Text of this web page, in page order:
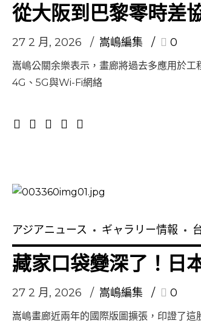
從大阪到巴黎零時差
27 2 月, 2026 嵩嶋編集 0
嵩嶋公關余樂表示，畫廊將過去多應用於
4G、5G與Wi-Fi網絡
アジアニュース ギャラリー情報
藏家口袋變深了！日
27 2 月, 2026 嵩嶋編集 0
嵩嶋畫廊近兩年的國際版圖擴張，印證了